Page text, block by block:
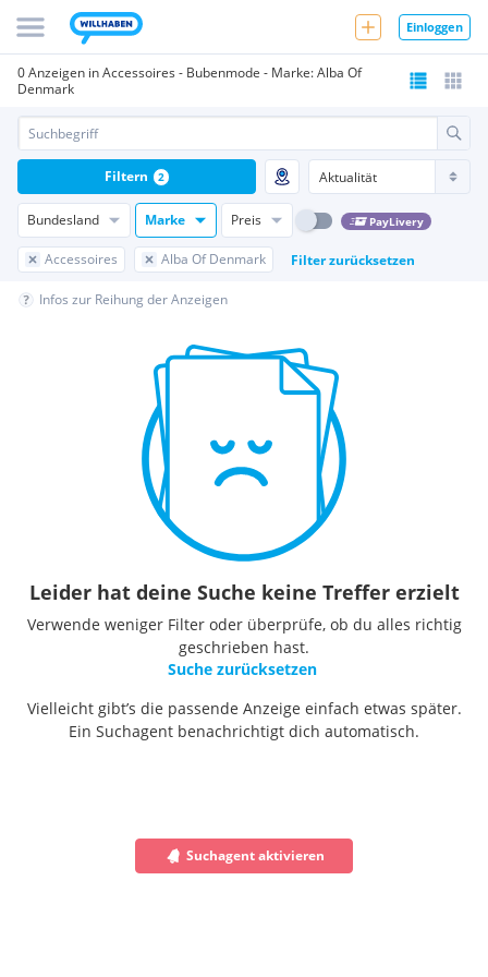
Einloggen
0 Anzeigen in Accessoires - Bubenmode - Marke: Alba Of
Denmark
Bundesland Marke Preis PayLivery
Accessoires Alba Of Denmark Filter zurücksetzen
Filtern 2
Infos zur Reihung der Anzeigen
Leider hat deine Suche keine Treffer erzielt
Verwende weniger Filter oder überprüfe, ob du alles richtig
geschrieben hast.
Suche zurücksetzen
Vielleicht gibt’s die passende Anzeige einfach etwas später.
Ein Suchagent benachrichtigt dich automatisch.
Suchagent aktivieren